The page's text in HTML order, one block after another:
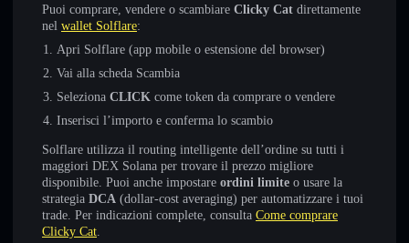
Puoi comprare, vendere o scambiare Clicky Cat direttamente
nel wallet Solflare:
Apri Solflare (app mobile o estensione del browser)
Vai alla scheda Scambia
Seleziona CLICK come token da comprare o vendere
Inserisci l’importo e conferma lo scambio
Solflare utilizza il routing intelligente dell’ordine su tutti i
maggiori DEX Solana per trovare il prezzo migliore
disponibile. Puoi anche impostare ordini limite o usare la
strategia DCA (dollar-cost averaging) per automatizzare i tuoi
trade. Per indicazioni complete, consulta Come comprare
Clicky Cat.